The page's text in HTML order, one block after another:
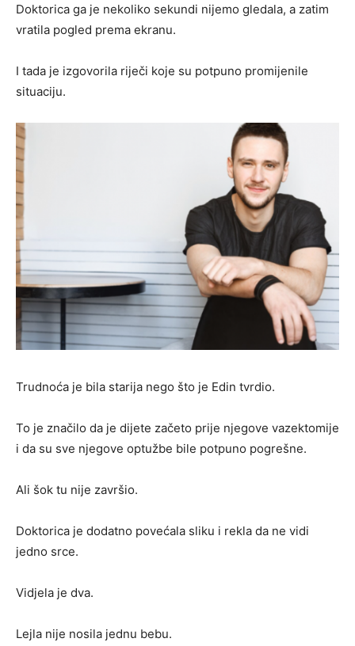
Doktorica ga je nekoliko sekundi nijemo gledala, a zatim
vratila pogled prema ekranu.
I tada je izgovorila riječi koje su potpuno promijenile
situaciju.
Trudnoća je bila starija nego što je Edin tvrdio.
To je značilo da je dijete začeto prije njegove vazektomije
i da su sve njegove optužbe bile potpuno pogrešne.
Ali šok tu nije završio.
Doktorica je dodatno povećala sliku i rekla da ne vidi
jedno srce.
Vidjela je dva.
Lejla nije nosila jednu bebu.